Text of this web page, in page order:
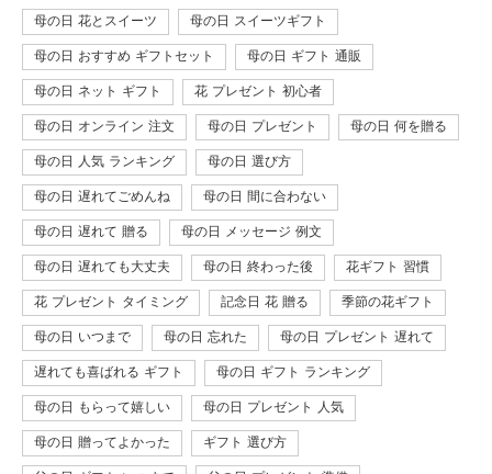
母の日 花とスイーツ 母の日 スイーツギフト
母の日 おすすめ ギフトセット 母の日 ギフト 通販
母の日 ネット ギフト 花 プレゼント 初心者
母の日 オンライン 注文 母の日 プレゼント 母の日 何を贈る
母の日 人気 ランキング 母の日 選び方
母の日 遅れてごめんね 母の日 間に合わない
母の日 遅れて 贈る 母の日 メッセージ 例文
母の日 遅れても大丈夫 母の日 終わった後 花ギフト 習慣
花 プレゼント タイミング 記念日 花 贈る 季節の花ギフト
母の日 いつまで 母の日 忘れた 母の日 プレゼント 遅れて
遅れても喜ばれる ギフト 母の日 ギフト ランキング
母の日 もらって嬉しい 母の日 プレゼント 人気
母の日 贈ってよかった ギフト 選び方